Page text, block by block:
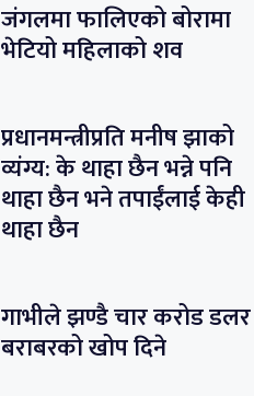
जंगलमा फालिएको बोरामा
भेटियो महिलाको शव
प्रधानमन्त्रीप्रति मनीष झाको
व्यंग्य: के थाहा छैन भन्ने पनि
थाहा छैन भने तपाईंलाई केही
थाहा छैन
गाभीले झण्डै चार करोड डलर
बराबरको खोप दिने